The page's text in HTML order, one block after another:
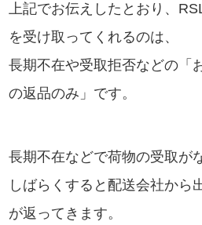
上記でお伝えしたとおり、
を受け取ってくれるのは、
長期不在や受取拒否などの「
の返品のみ」です。
長期不在などで荷物の受取が
しばらくすると配送会社から
が返ってきます。